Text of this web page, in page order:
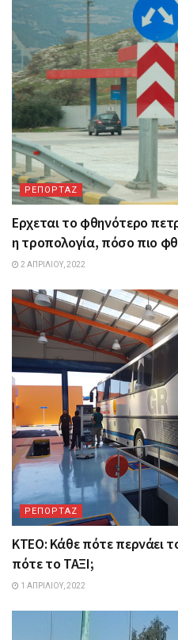
ΡΕΠΟΡΤΑΖ
Ερχεται το φθηνότερο
η τροπολογία, πόσο πιο
2 ΑΠΡΙΛΊΟΥ, 2022
ΡΕΠΟΡΤΑΖ
ΚΤΕΟ: Κάθε πότε περνάει
πότε το ΤΑΞΙ;
1 ΑΠΡΙΛΊΟΥ, 2022